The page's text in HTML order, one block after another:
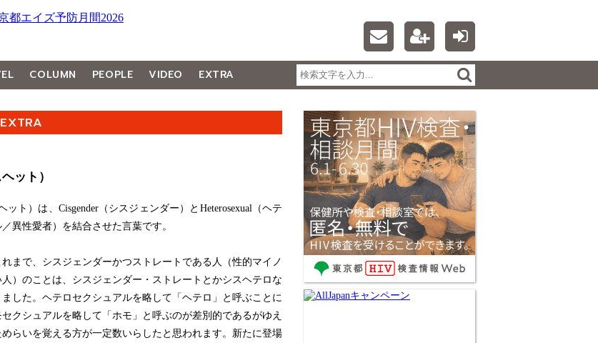
COLUMN PEOPLE VIDEO
EXTRA
EXTRA
ット）
ット）は、Cisgender（シスジェンダー）とHeterosexual（ヘテ
異性愛者）を結合させた言葉です。
まで、シスジェンダーかつストレートである人（性的マイノ
人）のことは、シスジェンダー・ストレートとかシスヘテロな
した。ヘテロセクシュアルを略して「ヘテロ」と呼ぶことに
クシュアルを略して「ホモ」と呼ぶのが差別的であるがゆえ
らいを覚える方が一定数いらしたと思われます。新たに登場